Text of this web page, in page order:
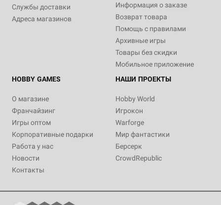
Службы доставки
Адреса магазинов
Информация о заказе
Возврат товара
Помощь с правилами
Архивные игры
Товары без скидки
Мобильное приложение
HOBBY GAMES
О магазине
Франчайзинг
Игры оптом
Корпоративные подарки
Работа у нас
Новости
Контакты
НАШИ ПРОЕКТЫ
Hobby World
Игрокон
Warforge
Мир фантастики
Берсерк
CrowdRepublic